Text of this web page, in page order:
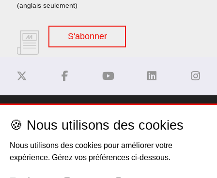
(anglais seulement)
S'abonner
Politique de cookies
🍪 Nous utilisons des cookies
Nous utilisons des cookies pour améliorer votre
expérience. Gérez vos préférences ci-dessous.